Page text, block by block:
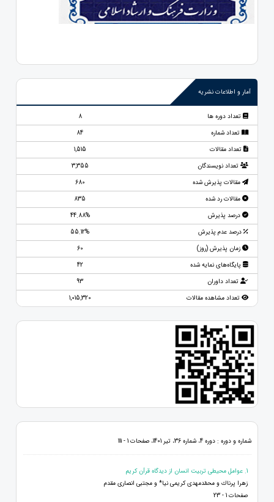
آمار و اطلاعات نشریه
تعداد دوره ها
8
تعداد شماره
84
تعداد مقالات
1,515
تعداد نویسندگان
3,355
مقالات پذیرش شده
680
مقالات رد شده
835
درصد پذیرش
44.88%
درصد عدم پذیرش
55.12%
زمان پذیرش (روز)
60
پایگاه‌های نمایه شده
42
تعداد داوران
93
تعداد مشاهده مقالات
1,015,320
شماره و دوره : دوره 4، شماره 36، تیر 1401، صفحات 1 - 111
1. عوامل محیطی تربیت انسان از دیدگاه قرآن کریم
زهرا پرناك و محمّدمهدی کریمی نیا* و مجتبی انصاری مقدم
صفحات 1 - 23